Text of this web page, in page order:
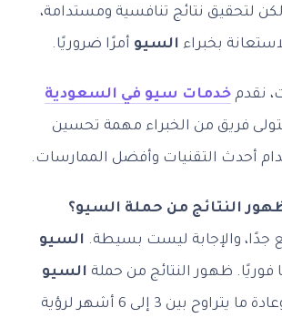
لتحقيق نتائج تنافسية ومستدامة،
بخبراء السيو أمرًا ضروريًا.
نقدم خدمات سيو في السعودية
فريق من الخبراء مهمة تحسين
أحدث التقنيات وأفضل الممارسات.
النتائج من حملة السيو؟
جدًا، والإجابة ليست بسيطة. السيو
ظهور النتائج من حملة السيو
يستغرق وقتًا، وعادة ما يتراوح بين 3 إلى 6 أشهر لرؤية